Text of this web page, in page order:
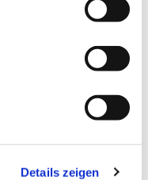
Details zeigen